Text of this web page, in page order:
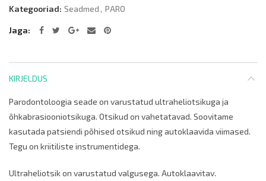
Kategooriad: Seadmed , PARO
Jaga
KIRJELDUS
Parodontoloogia seade on varustatud ultraheliotsikuga ja
õhkabrasiooniotsikuga. Otsikud on vahetatavad. Soovitame
kasutada patsiendi põhised otsikud ning autoklaavida viimased.
Tegu on kriitiliste instrumentidega.
Ultraheliotsik on varustatud valgusega. Autoklaavitav.